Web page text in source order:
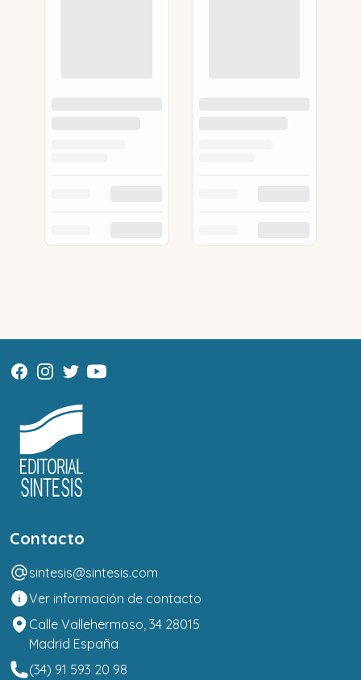
Contacto
sintesis@sintesis.com
Ver información de contacto
Calle Vallehermoso, 34 28015
Madrid España
(34) 91 593 20 98